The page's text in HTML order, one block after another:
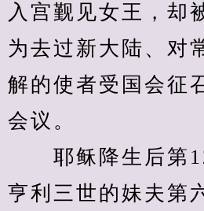
入宫觐见女王，却
为去过新大陆、对
解的使者受国会征
会议。
耶稣降生后第
亨利三世的妹夫第